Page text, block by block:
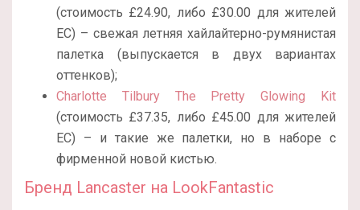
(стоимость £24.90, либо £30.00 для жителей
ЕС) – свежая летняя хайлайтерно-румянистая
палетка (выпускается в двух вариантах
оттенков);
Charlotte Tilbury The Pretty Glowing Kit
(стоимость £37.35, либо £45.00 для жителей
ЕС) – и такие же палетки, но в наборе с
фирменной новой кистью.
Бренд Lancaster на LookFantastic